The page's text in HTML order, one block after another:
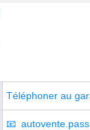
Téléphoner au